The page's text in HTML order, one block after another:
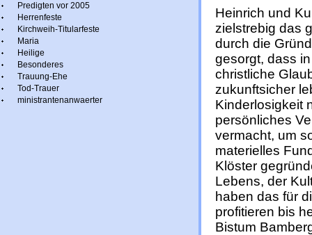
Predigten vor 2005
Herrenfeste
Kirchweih-Titularfeste
Maria
Heilige
Besonderes
Trauung-Ehe
Tod-Trauer
ministrantenanwaerter
Heinrich und
zielstrebig das
durch die
gesorgt, dass
christliche
zukunftsicher
Kinderlosigkeit
persönliches
vermacht, um
materielles
Klöster
Lebens, der
haben das für
profitieren bis
Bistum